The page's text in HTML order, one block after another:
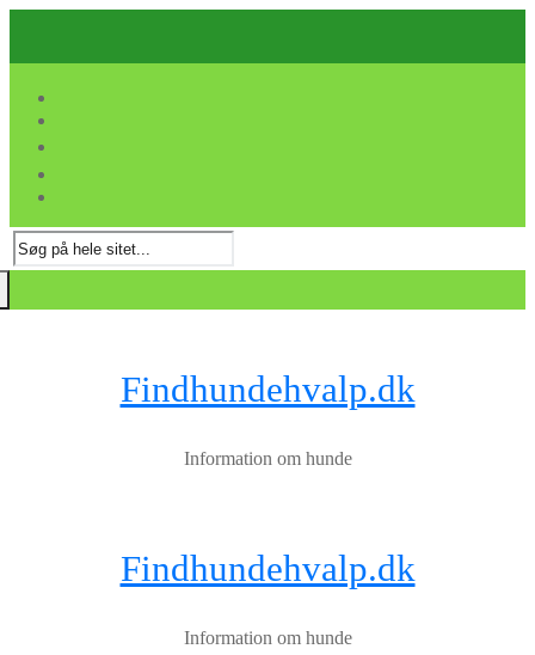
indhold
Søg
efter:
Findhundehvalp.dk
Information om hunde
Findhundehvalp.dk
Information om hunde